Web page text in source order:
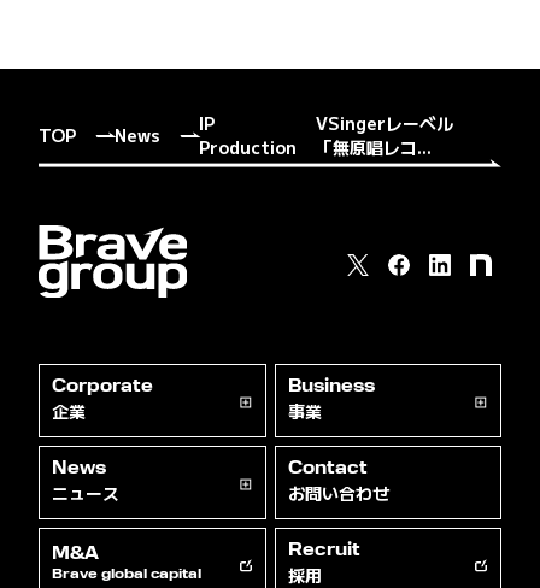
TOP News
IP
Production
VSingerレーベル
「無原唱レコ...
Corporate
企業
Business
事業
News
ニュース
Contact
お問い合わせ
M&A
Brave global capital
Recruit
採用